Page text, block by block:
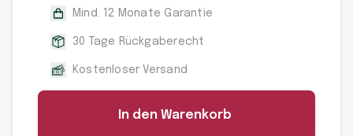
Mind. 12 Monate Garantie
30 Tage Rückgaberecht
Kostenloser Versand
In den Warenkorb